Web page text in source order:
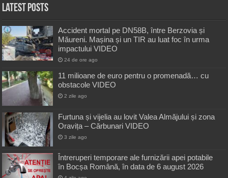
Latest Posts
Accident mortal pe DN58B, între Berzovia și
Măureni. Mașina și un TIR au luat foc în urma
impactului VIDEO
24 de ore ago
11 milioane de euro pentru o promenadă… cu
obstacole VIDEO
2 zile ago
Furtuna și vijelia au lovit Valea Almăjului și zona
Oravița – Cărbunari VIDEO
3 zile ago
Întreruperi temporare ale furnizării apei potabile
în Bocșa Română, în data de 6 august 2026